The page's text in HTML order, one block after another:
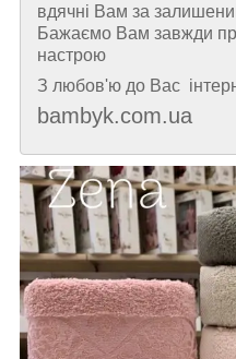
вдячні Вам за
Бажаємо Вам завжди
настрою
З любов'ю до Вас
bambyk.com.ua